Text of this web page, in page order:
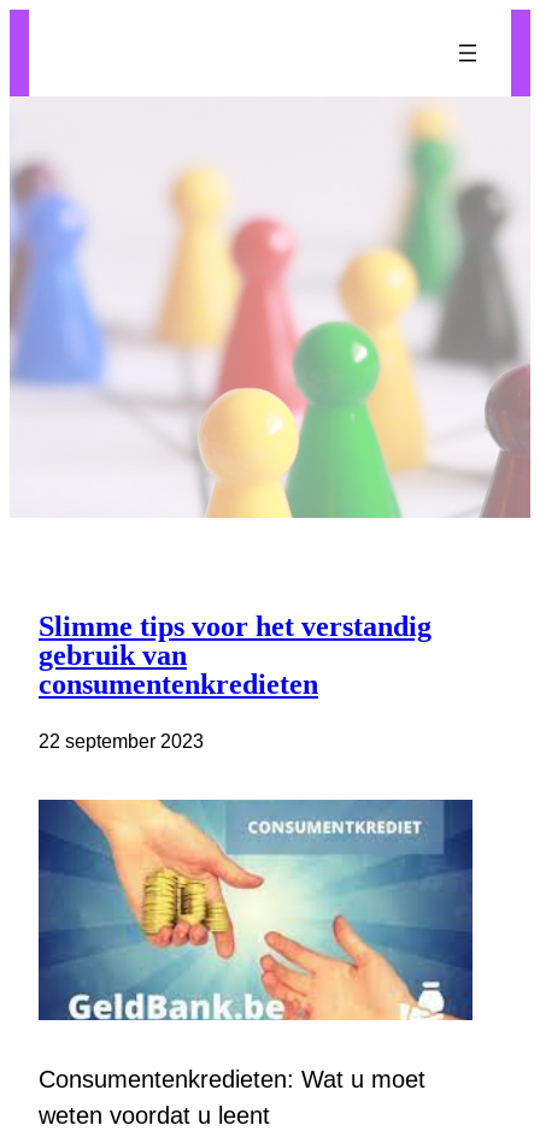
Slimme tips voor het verstandig
gebruik van
consumentenkredieten
22 september 2023
Consumentenkredieten: Wat u moet
weten voordat u leent